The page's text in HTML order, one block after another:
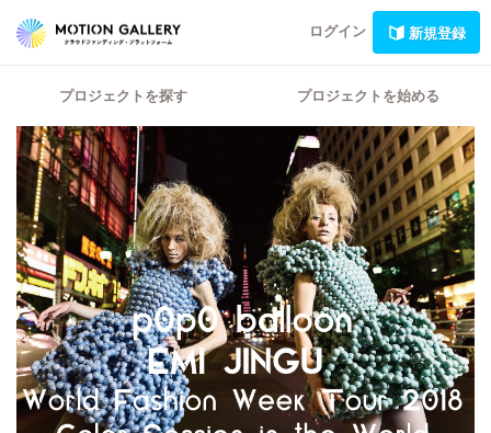
ログイン 新規登録
プロジェクトを探す プロジェクトを始める